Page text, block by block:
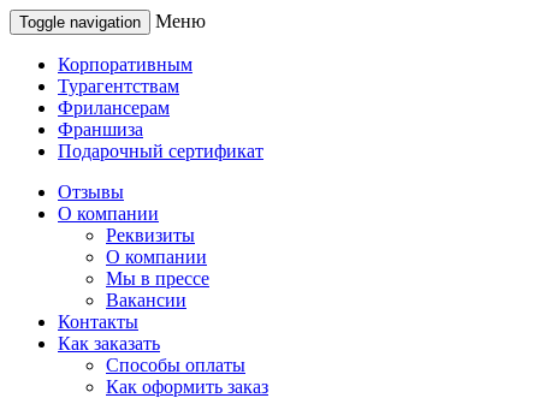
Toggle navigation Меню
Корпоративным
Турагентствам
Фрилансерам
Франшиза
Подарочный сертификат
Отзывы
О компании
Реквизиты
О компании
Мы в прессе
Вакансии
Контакты
Как заказать
Способы оплаты
Как оформить заказ